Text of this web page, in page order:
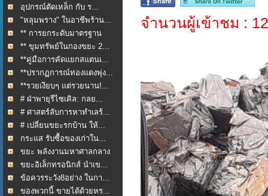
อุปกรณ์ตัดเหล็ก กับ ร...
"หลุมพราง" ในอาชีพร้าน...
** การยกระดับมาตรฐาน
กา...
** ขุมทรัพย์ในกองขยะ 2...
**คู่มือการคัดแยกสแตนเ...
**ปรากฏการณ์ทองแดงพุ่ง...
**รวยเงียบๆ แต่รวยนาน!...
# ฝ่าพายุรีไซเคิล: กลย...
# ศาสตร์ลับการหาทำเลร้...
# เปลี่ยนขยะรกบ้าน ให้...
กระแส รับซื้อของเก่าใน...
ขยะ พลังงานมหาศาลกลาง
ใ...
ขยะอิเล็กทรอนิกส์ นำเข...
ข้อควรระวัง8อย่าง ในกา...
ของพวกนี้ ขายได้ด้วยหร...
จำนวนผู้เข้าชม :